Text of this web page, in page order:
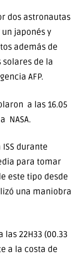
dos astronautas
japonés y
además de
de la
AFP.
a las 16.05
NASA.
durante
para tomar
este tipo desde
una maniobra
22H33 (00.33
a la costa de